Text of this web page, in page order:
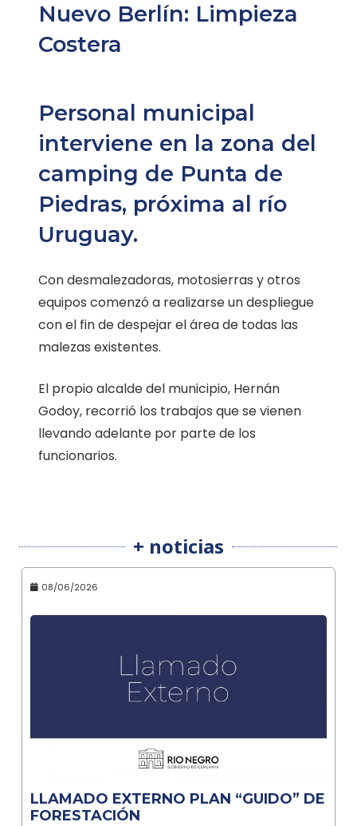
Nuevo Berlín: Limpieza
Costera
Personal municipal
interviene en la zona del
camping de Punta de
Piedras, próxima al río
Uruguay.
Con desmalezadoras, motosierras y otros
equipos comenzó a realizarse un despliegue
con el fin de despejar el área de todas las
malezas existentes.
El propio alcalde del municipio, Hernán
Godoy, recorrió los trabajos que se vienen
llevando adelante por parte de los
funcionarios.
+ noticias
08/06/2026
LLAMADO EXTERNO PLAN “GUIDO” DE
FORESTACIÓN